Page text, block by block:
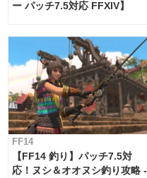
ー パッチ7.5対応 FFXIV】
FF14
【FF14 釣り】パッチ7.5対
応！ヌシ＆オオヌシ釣り攻略 -